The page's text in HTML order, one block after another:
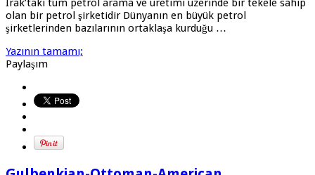
Irak’taki tüm petrol arama ve üretimi üzerinde bir tekele sahip
olan bir petrol şirketidir Dünyanın en büyük petrol
şirketlerinden bazılarının ortaklaşa kurduğu …
Yazının tamamı;
Paylaşım